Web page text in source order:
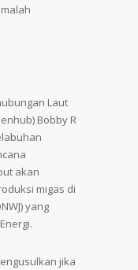
Laut
Bobby R
akan
migas di
yang
jika